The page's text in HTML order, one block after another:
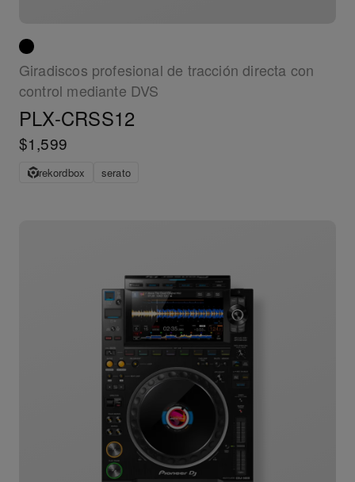
Giradiscos profesional de tracción directa con
control mediante DVS
PLX-CRSS12
$1,599
rekordbox serato